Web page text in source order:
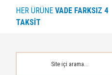
HER ÜRÜNE VADE FARKSIZ 4
TAKSİT